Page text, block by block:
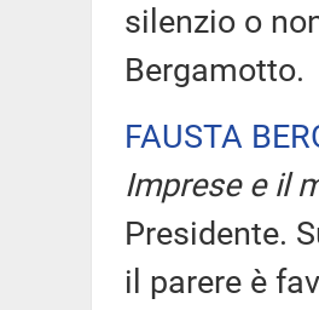
silenzio o
Bergamotto.
FAUSTA
Imprese e il
Presidente.
il parere è